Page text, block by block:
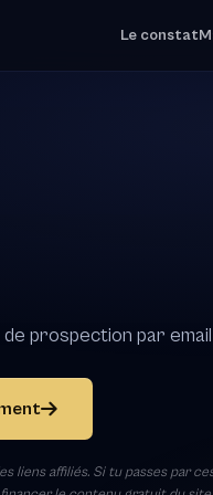
Le constat
prospection par
liens affiliés. Si tu passes par